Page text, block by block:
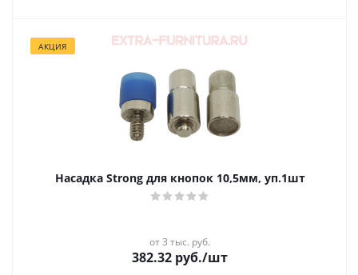
АКЦИЯ
Насадка Strong для кнопок 10,5мм, уп.1шт
от 3 тыс. руб.
382.32 руб./шт